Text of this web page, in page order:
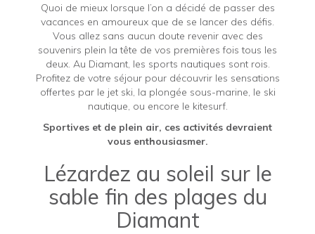
Quoi de mieux lorsque l’on a décidé de passer des
vacances en amoureux que de se lancer des défis.
Vous allez sans aucun doute revenir avec des
souvenirs plein la tête de vos premières fois tous les
deux. Au Diamant, les sports nautiques sont rois.
Profitez de votre séjour pour découvrir les sensations
offertes par le jet ski, la plongée sous-marine, le ski
nautique, ou encore le kitesurf.
Sportives et de plein air, ces activités devraient
vous enthousiasmer.
Lézardez au soleil sur le
sable fin des plages du
Diamant